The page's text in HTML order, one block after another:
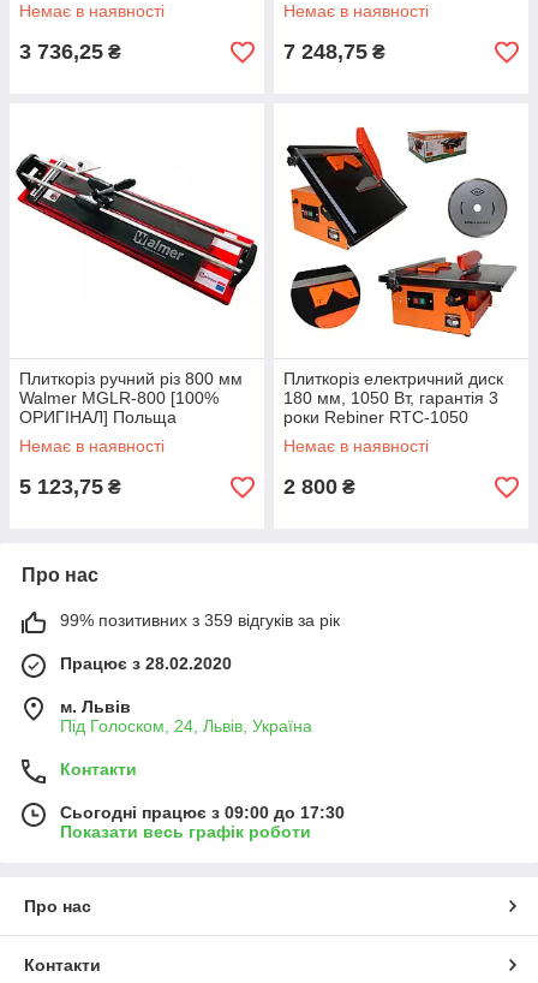
Немає в наявності
3 736,25 ₴
Немає в наявності
7 248,75 ₴
Плиткоріз ручний різ 800 мм
Walmer MGLR-800 [100%
ОРИГІНАЛ] Польща
Немає в наявності
5 123,75 ₴
Плиткоріз електричний диск
180 мм, 1050 Вт, гарантія 3
роки Rebiner RTC-1050
мокрий різ
Немає в наявності
2 800 ₴
Про нас
99% позитивних з 359 відгуків за рік
Працює з 28.02.2020
м. Львів
Під Голоском, 24, Львів, Україна
Контакти
Сьогодні працює з 09:00 до 17:30
Показати весь графік роботи
Про нас
Контакти